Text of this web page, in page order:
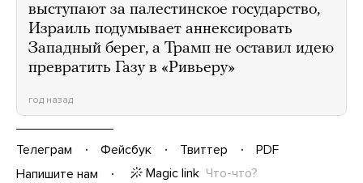
выступают за палестинское государство,
Израиль подумывает аннексировать
Западный берег, а Трамп не оставил идею
превратить Газу в «Ривьеру»
год назад
Телеграм Фейсбук Твиттер
PDF
Напишите нам
Magic link Что-что?